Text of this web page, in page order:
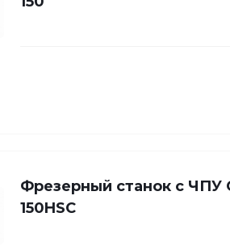
Фрезерный станок с ЧПУ
150HSC